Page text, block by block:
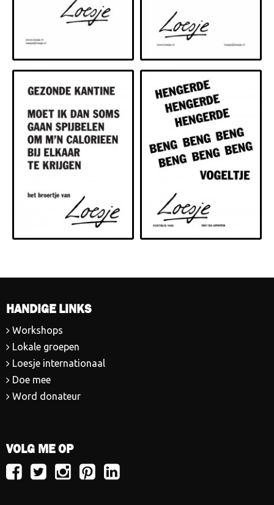
HANDIGE LINKS
Workshops
Lokale groepen
Loesje internationaal
Doe mee
Word donateur
VOLG ME OP
VolgVolgVolgVolgVolg